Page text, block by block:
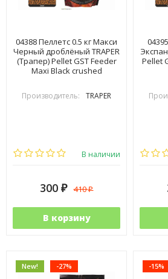
04388 Пеллетс 0.5 кг Макси
Черный дроблёный TRAPER
(Трапер) Pellet GST Feeder
Maxi Black crushed
Производитель: TRAPER
В наличии
300 ₽ 410₽
В корзину
Pellet
New! -27% -15%